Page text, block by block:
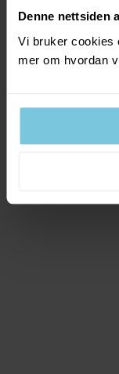
Denne nettsiden
Vi bruker cookies
mer om hvordan